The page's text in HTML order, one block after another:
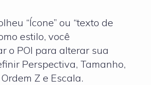
“Ícone” ou “texto de
estilo, você
o POI para alterar sua
Perspectiva, Tamanho,
Z e Escala.